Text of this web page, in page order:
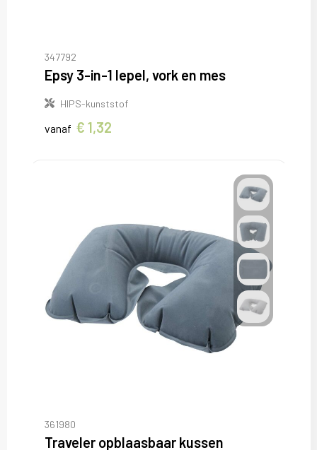
347792
Epsy 3-in-1 lepel, vork en mes
HIPS-kunststof
vanaf € 1,32
361980
Traveler opblaasbaar kussen